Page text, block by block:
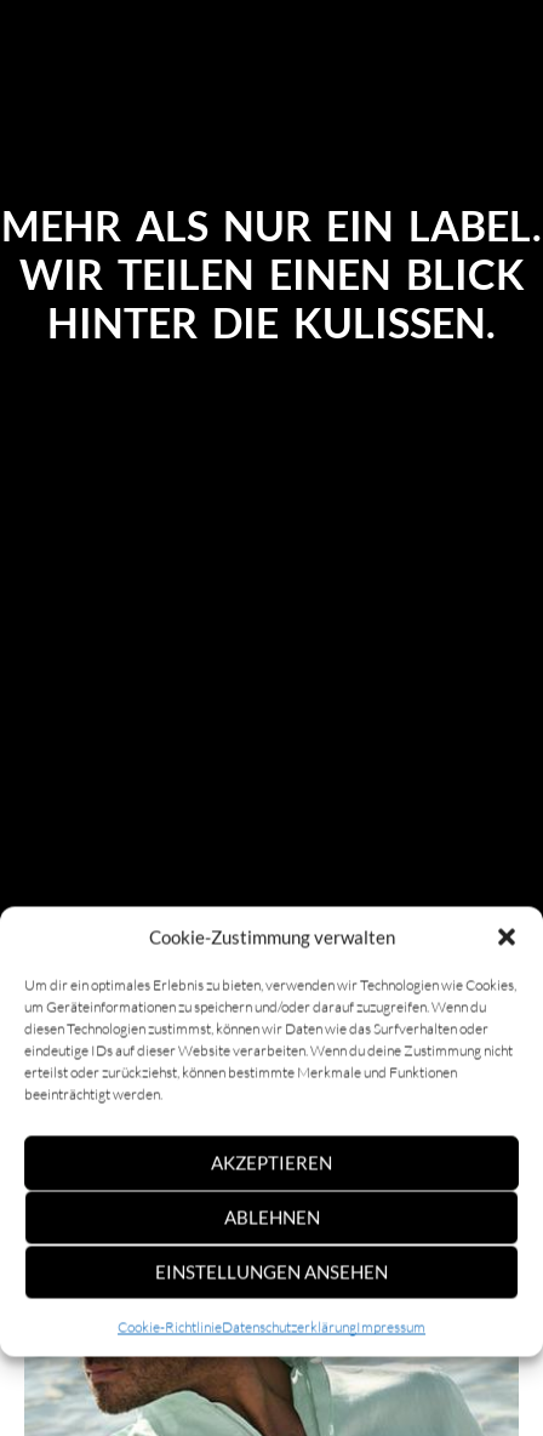
Cookie-Zustimmung verwalten
Um dir ein optimales Erlebnis zu bieten, verwenden wir Technologien wie Cookies,
um Geräteinformationen zu speichern und/oder darauf zuzugreifen. Wenn du
diesen Technologien zustimmst, können wir Daten wie das Surfverhalten oder
eindeutige IDs auf dieser Website verarbeiten. Wenn du deine Zustimmung nicht
erteilst oder zurückziehst, können bestimmte Merkmale und Funktionen
beeinträchtigt werden.
AKZEPTIEREN
ABLEHNEN
EINSTELLUNGEN ANSEHEN
Cookie-RichtlinieDatenschutzerklärungImpressum
MEHR ALS NUR EIN LABEL.
WIR TEILEN EINEN BLICK
HINTER DIE KULISSEN.